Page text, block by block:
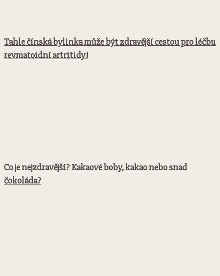
Tahle čínská bylinka může být zdravější cestou pro léčbu
revmatoidní artritidy!
Co je nejzdravější? Kakaové boby, kakao nebo snad
čokoláda?